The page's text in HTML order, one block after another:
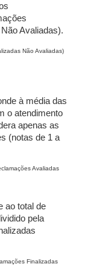
Avaliadas).
Não Avaliadas)
à média das
o atendimento
apenas as
(notas de 1 a
Avaliadas
ao total de
pela
Finalizadas